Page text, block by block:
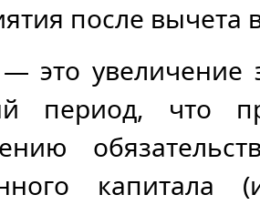
после вычета
это увеличение
период, что
капитала